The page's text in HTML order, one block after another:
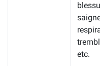
etc.